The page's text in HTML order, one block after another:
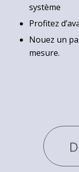
système
Profitez
Nouez un
mesure.